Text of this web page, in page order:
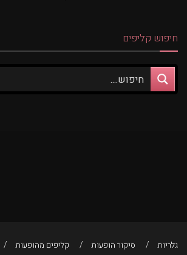
חיפוש קליפים
גלריות סיקור הופעות קליפים מהופעות